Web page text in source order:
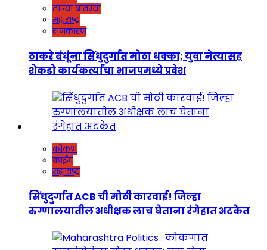
ताज्या बातम्या
महाराष्ट्र
राजकारण
ठाकरे बंधूंना सिंधुदुर्गात मोठा धक्का; युवा नेत्यासह
शेकडो कार्यकर्त्यांचा भाजपमध्ये प्रवेश
कोकण
क्राईम
महाराष्ट्र
सिंधुदुर्गात ACB ची मोठी कारवाई! जिल्हा
रुग्णालयातील अधीक्षक लाच घेताना रंगेहात अटकेत